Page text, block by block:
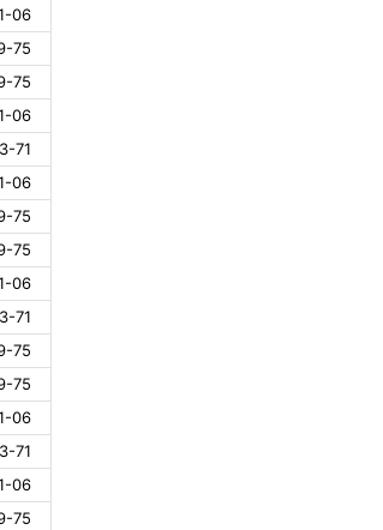
06
75
75
06
71
06
75
75
06
71
75
75
06
71
06
75